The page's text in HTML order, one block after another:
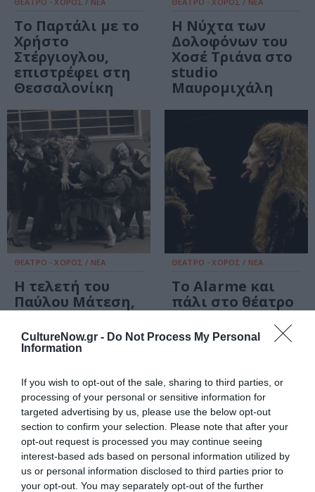
CultureNow.gr - Do Not Process My Personal
Information
If you wish to opt-out of the sale, sharing to third parties, or
processing of your personal or sensitive information for
targeted advertising by us, please use the below opt-out
section to confirm your selection. Please note that after your
opt-out request is processed you may continue seeing
interest-based ads based on personal information utilized by
us or personal information disclosed to third parties prior to
your opt-out. You may separately opt-out of the further
Το Παρτάλι με το
Χρήστο
Στέργιογλου,
επιστρέφει στη
Θεσσαλονίκη
Η Νύχτα των
Δολοφόνων του
Χοσέ Τριάνα στο
studio
Μαυρομιχάλη
ΘΕΑΤΡΟ - ΧΟΡΟΣ / ΝΕΑ
Η τελετή του
Παύλου Μάτεση,
Μαυρομιχάλη
ΘΕΑΤΡΟ - ΧΟΡΟΣ / ΝΕΑ
Το Alarme και
πάλι στο θέατρο